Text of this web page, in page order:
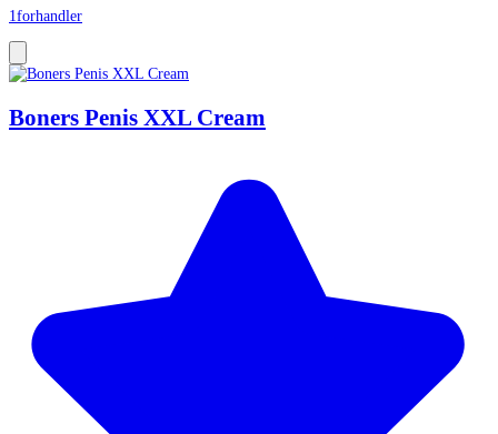
1forhandler
Boners Penis XXL Cream